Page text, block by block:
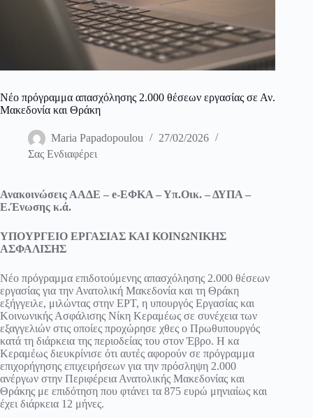
Νέο πρόγραμμα απασχόλησης 2.000 θέσεων εργασίας σε Αν.
Μακεδονία και Θράκη
Maria Papadopoulou
27/02/2026
Σας Ενδιαφέρει
Ανακοινώσεις ΑΑΔΕ – e-ΕΦΚΑ – Υπ.Οικ. – ΔΥΠΑ –
Ε.Ένωσης κ.ά.
ΥΠΟΥΡΓΕΙΟ ΕΡΓΑΣΙΑΣ ΚΑΙ ΚΟΙΝΩΝΙΚΗΣ
ΑΣΦΑΛΙΣΗΣ
Νέο πρόγραμμα επιδοτούμενης απασχόλησης 2.000 θέσεων
εργασίας για την Ανατολική Μακεδονία και τη Θράκη
εξήγγειλε, μιλώντας στην ΕΡΤ, η υπουργός Εργασίας και
Κοινωνικής Ασφάλισης Νίκη Κεραμέως σε συνέχεια των
εξαγγελιών στις οποίες προχώρησε χθες ο Πρωθυπουργός
κατά τη διάρκεια της περιοδείας του στον Έβρο. Η κα
Κεραμέως διευκρίνισε ότι αυτές αφορούν σε πρόγραμμα
επιχορήγησης επιχειρήσεων για την πρόσληψη 2.000
ανέργων στην Περιφέρεια Ανατολικής Μακεδονίας και
Θράκης με επιδότηση που φτάνει τα 875 ευρώ μηνιαίως και
έχει διάρκεια 12 μήνες.